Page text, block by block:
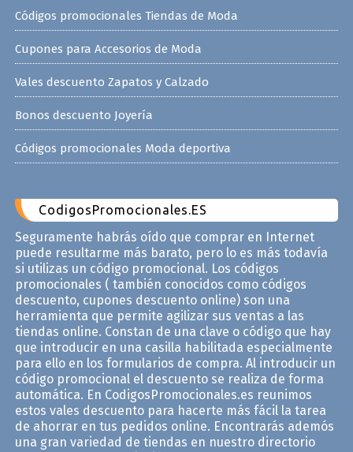
Códigos promocionales Tiendas de Moda
Cupones para Accesorios de Moda
Vales descuento Zapatos y Calzado
Bonos descuento Joyería
Códigos promocionales Moda deportiva
CodigosPromocionales.ES
Seguramente habrás oído que comprar en Internet
puede resultarme más barato, pero lo es más todavía
si utilizas un código promocional. Los códigos
promocionales ( también conocidos como códigos
descuento, cupones descuento online) son una
herramienta que permite agilizar sus ventas a las
tiendas online. Constan de una clave o código que hay
que introducir en una casilla habilitada especialmente
para ello en los formularios de compra. Al introducir un
código promocional el descuento se realiza de forma
automática. En CodigosPromocionales.es reunimos
estos vales descuento para hacerte más fácil la tarea
de ahorrar en tus pedidos online. Encontrarás ademós
una gran variedad de tiendas en nuestro directorio